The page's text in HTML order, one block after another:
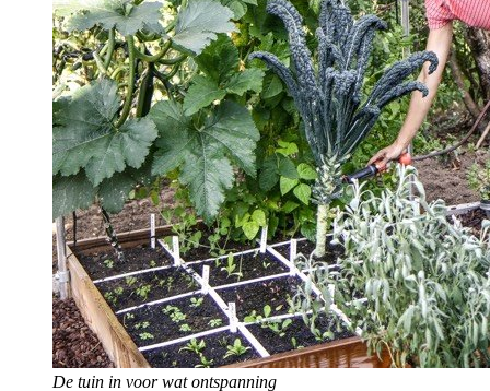
De tuin in voor wat ontspanning